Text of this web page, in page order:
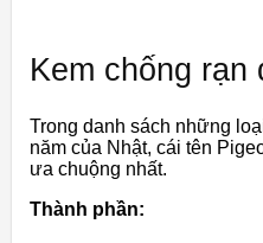
Kem chống rạn
Trong danh sách những
năm của Nhật, cái tên
ưa chuộng nhất.
Thành phần: